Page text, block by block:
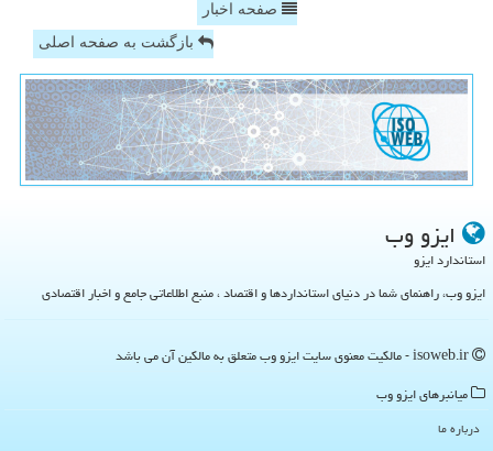
صفحه اخبار
بازگشت به صفحه اصلی
ایزو وب
استاندارد ایزو
ایزو وب، راهنمای شما در دنیای استانداردها و اقتصاد ، منبع اطلاعاتی جامع و اخبار اقتصادی
میانبرهای ایزو وب
درباره ما